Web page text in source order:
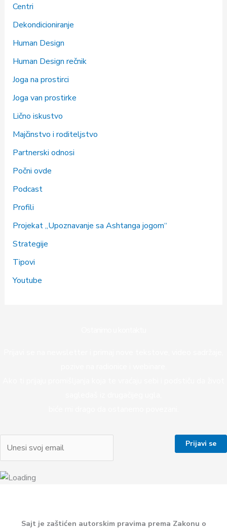
Centri
Dekondicioniranje
Human Design
Human Design rečnik
Joga na prostirci
Joga van prostirke
Lično iskustvo
Majčinstvo i roditeljstvo
Partnerski odnosi
Počni ovde
Podcast
Profili
Projekat „Upoznavanje sa Ashtanga jogom“
Strategije
Tipovi
Youtube
Sajt je zaštićen autorskim pravima prema Zakonu o